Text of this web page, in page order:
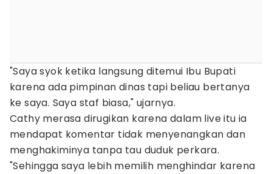
"Saya syok ketika langsung ditemui Ibu Bupati
karena ada pimpinan dinas tapi beliau bertanya
ke saya. Saya staf biasa," ujarnya.
Cathy merasa dirugikan karena dalam live itu ia
mendapat komentar tidak menyenangkan dan
menghakiminya tanpa tau duduk perkara.
"Sehingga saya lebih memilih menghindar karena